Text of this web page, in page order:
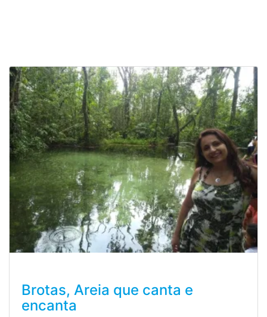
Brotas, Areia que canta e
encanta